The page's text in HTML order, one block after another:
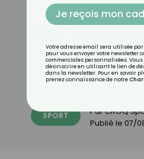
Vrai-Faux
Découvrez les 11
SPORT ParCROQ
Publié le 07/
Je reçois mon
Votre adresse email sera utilisée
pour vous envoyer votre newsletter
commerciales personnalisées.
désinscrire en utilisant le lien de
dans la newsletter. Pour en savoir
prenez connaissance de notre